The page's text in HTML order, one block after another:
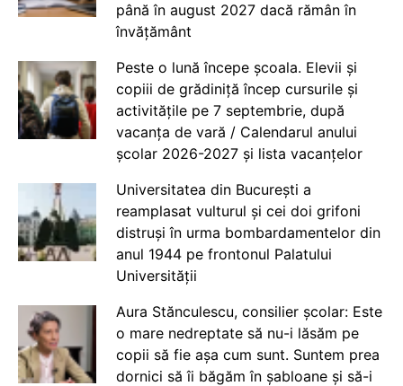
până în august 2027 dacă rămân în
învățământ
Peste o lună începe școala. Elevii și
copiii de grădiniță încep cursurile și
activitățile pe 7 septembrie, după
vacanța de vară / Calendarul anului
școlar 2026-2027 și lista vacanțelor
Universitatea din București a
reamplasat vulturul și cei doi grifoni
distruși în urma bombardamentelor din
anul 1944 pe frontonul Palatului
Universității
Aura Stănculescu, consilier școlar: Este
o mare nedreptate să nu-i lăsăm pe
copii să fie așa cum sunt. Suntem prea
dornici să îi băgăm în șabloane și să-i